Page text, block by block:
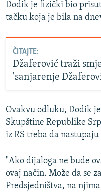
Dodik je fizički bio
tačku koja je bila na
ČITAJTE:
Džaferović traži
'sanjarenje
Ovakvu odluku, Dodik
Skupštine Republike
iz RS treba da
"Ako dijaloga ne bude
ovaj način. Može da se
Predsjedništva, na